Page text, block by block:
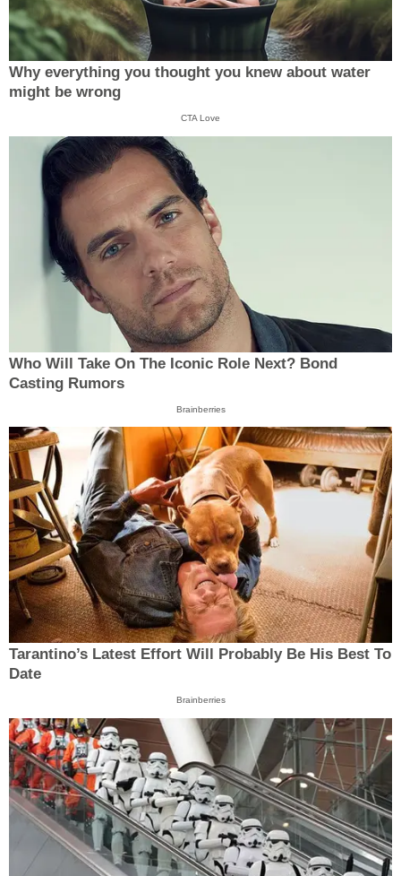
Why everything you thought you knew about water
might be wrong
CTA Love
Who Will Take On The Iconic Role Next? Bond
Casting Rumors
Brainberries
Tarantino’s Latest Effort Will Probably Be His Best To
Date
Brainberries